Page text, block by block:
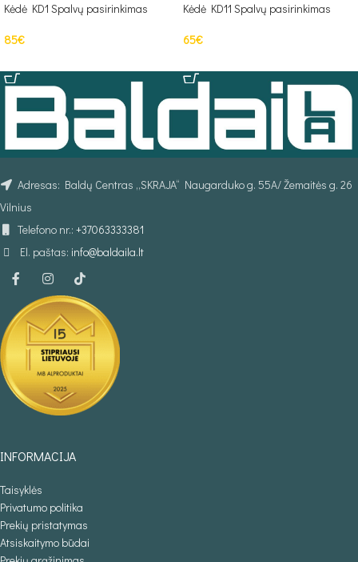
Kėdė KD1 Spalvų pasirinkimas
85€
Kėdė KD11 Spalvų pasirinkimas
65€
Adresas: Baldų Centras „SKRAJA“ Naugarduko g. 55A/ Žemaitės g. 26
Vilnius
Telefono nr.: +37063333381
El. paštas: info@baldaila.lt
INFORMACIJA
Taisyklės
Privatumo politika
Prekių pristatymas
Atsiskaitymo būdai